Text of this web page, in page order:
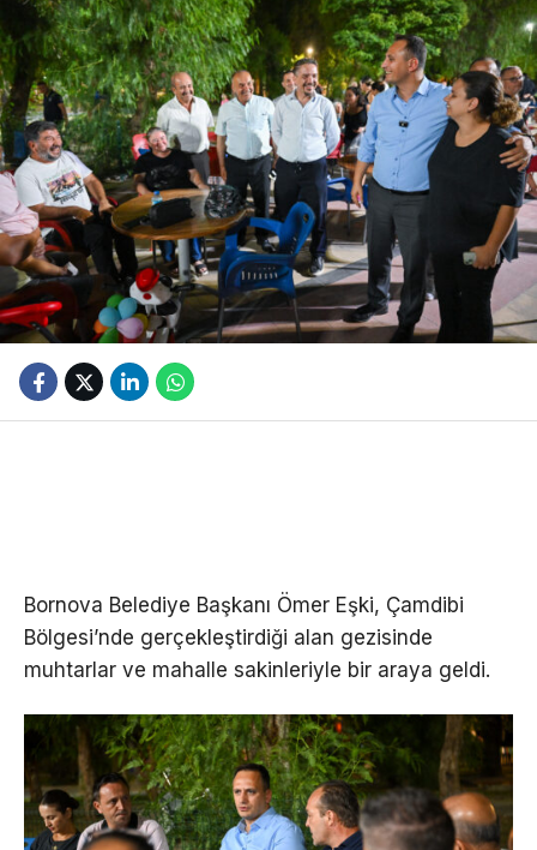
Bornova Belediye Başkanı Ömer Eşki, Çamdibi
Bölgesi’nde gerçekleştirdiği alan gezisinde
muhtarlar ve mahalle sakinleriyle bir araya geldi.